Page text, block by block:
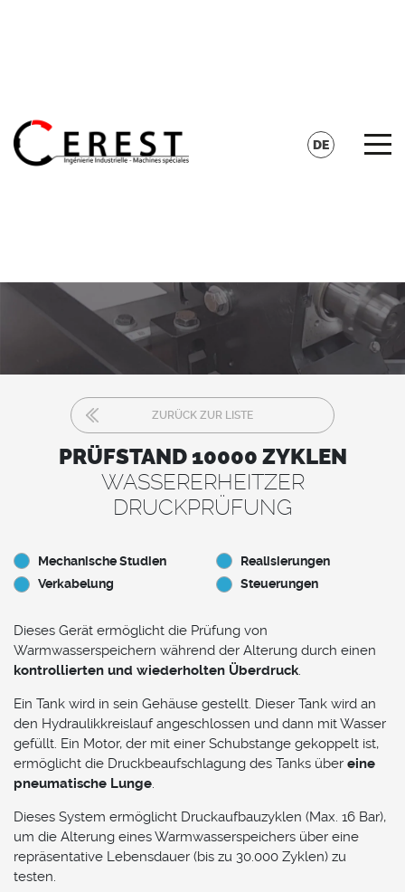
DE
ZURÜCK ZUR LISTE
PRÜFSTAND 10000 ZYKLEN
WASSERERHEITZER
DRUCKPRÜFUNG
Mechanische Studien
Realisierungen
Verkabelung
Steuerungen
Dieses Gerät ermöglicht die Prüfung von
Warmwasserspeichern während der Alterung durch einen
kontrollierten und wiederholten Überdruck.
Ein Tank wird in sein Gehäuse gestellt. Dieser Tank wird an
den Hydraulikkreislauf angeschlossen und dann mit Wasser
gefüllt. Ein Motor, der mit einer Schubstange gekoppelt ist,
ermöglicht die Druckbeaufschlagung des Tanks über eine
pneumatische Lunge.
Dieses System ermöglicht Druckaufbauzyklen (Max. 16 Bar),
um die Alterung eines Warmwasserspeichers über eine
repräsentative Lebensdauer (bis zu 30.000 Zyklen) zu
testen.